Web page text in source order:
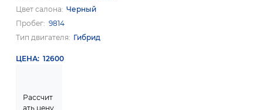
Цвет салона Черный
Пробег 9814
Тип двигателя
Гибрид
ЦЕНА 12600
Рассчит
ать цену